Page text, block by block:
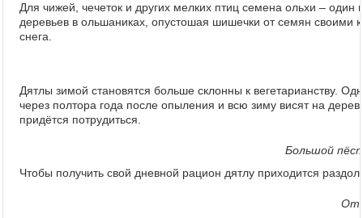
Для чижей, чечеток и других мелких птиц семена ольхи –
деревьев в ольшаниках, опустошая шишечки от семян
снега.
Дятлы зимой становятся больше склонны к вегетарианству.
через полтора года после опыления и всю зиму висят на
придётся потрудиться.
Большой
Чтобы получить свой дневной рацион дятлу приходится